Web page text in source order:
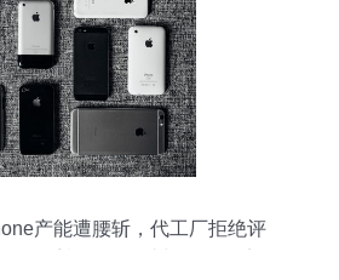
产能遭腰斩，代工厂拒绝评